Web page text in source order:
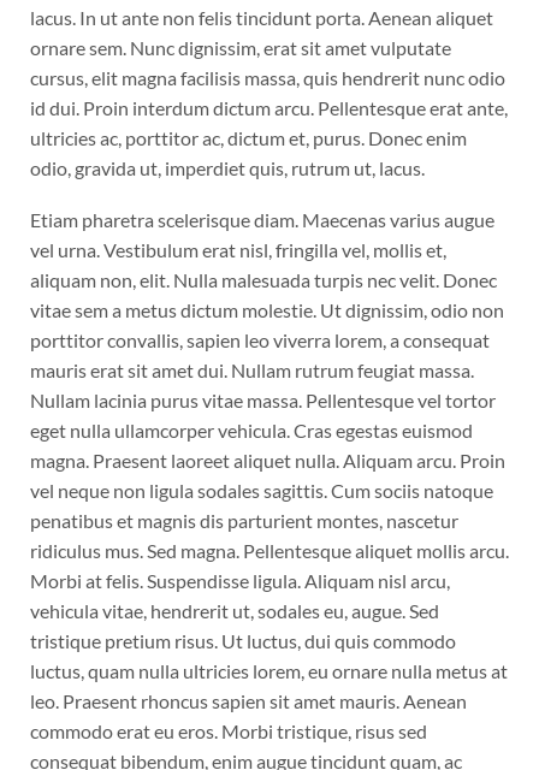
lacus. In ut ante non felis tincidunt porta. Aenean aliquet
ornare sem. Nunc dignissim, erat sit amet vulputate
cursus, elit magna facilisis massa, quis hendrerit nunc odio
id dui. Proin interdum dictum arcu. Pellentesque erat ante,
ultricies ac, porttitor ac, dictum et, purus. Donec enim
odio, gravida ut, imperdiet quis, rutrum ut, lacus.
Etiam pharetra scelerisque diam. Maecenas varius augue
vel urna. Vestibulum erat nisl, fringilla vel, mollis et,
aliquam non, elit. Nulla malesuada turpis nec velit. Donec
vitae sem a metus dictum molestie. Ut dignissim, odio non
porttitor convallis, sapien leo viverra lorem, a consequat
mauris erat sit amet dui. Nullam rutrum feugiat massa.
Nullam lacinia purus vitae massa. Pellentesque vel tortor
eget nulla ullamcorper vehicula. Cras egestas euismod
magna. Praesent laoreet aliquet nulla. Aliquam arcu. Proin
vel neque non ligula sodales sagittis. Cum sociis natoque
penatibus et magnis dis parturient montes, nascetur
ridiculus mus. Sed magna. Pellentesque aliquet mollis arcu.
Morbi at felis. Suspendisse ligula. Aliquam nisl arcu,
vehicula vitae, hendrerit ut, sodales eu, augue. Sed
tristique pretium risus. Ut luctus, dui quis commodo
luctus, quam nulla ultricies lorem, eu ornare nulla metus at
leo. Praesent rhoncus sapien sit amet mauris. Aenean
commodo erat eu eros. Morbi tristique, risus sed
consequat bibendum, enim augue tincidunt quam, ac